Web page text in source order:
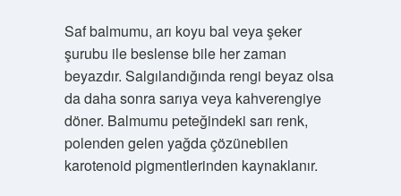
Saf balmumu, arı koyu bal veya şeker
şurubu ile beslense bile her zaman
beyazdır. Salgılandığında rengi beyaz olsa
da daha sonra sarıya veya kahverengiye
döner. Balmumu peteğindeki sarı renk,
polenden gelen yağda çözünebilen
karotenoid pigmentlerinden kaynaklanır.